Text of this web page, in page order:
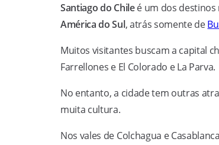
Santiago do Chileé um dos destinos
América do Sul, atrás somente de
Muitos visitantes buscam a capital
Farrellones e El Colorado e La Parva.
No entanto, a cidade tem outras
muita cultura.
Nos vales de Colchagua e